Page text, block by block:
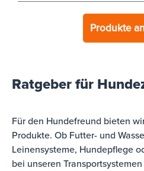
Produkte
Ratgeber für
Für den Hundefreund bieten
Produkte. Ob Futter- und
Leinensysteme, Hundepflege
bei unseren